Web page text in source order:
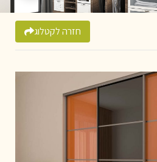
חזרה לקטלוג